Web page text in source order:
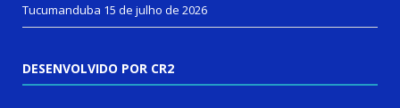
Tucumanduba 15 de julho de 2026
DESENVOLVIDO POR CR2